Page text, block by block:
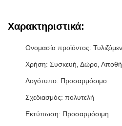
Χαρακτηριστικά:
Ονομασία προϊόντος:
Χρήση: Συσκευή, Δώρο,
Λογότυπο: Προσαρμόσιμο
Σχεδιασμός: πολυτελή
Εκτύπωση: Προσαρμόσιμη